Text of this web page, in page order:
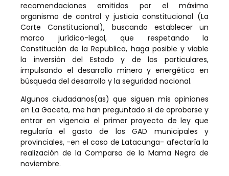
recomendaciones emitidas por el máximo
organismo de control y justicia constitucional (La
Corte Constitucional), buscando establecer un
marco jurídico-legal, que respetando la
Constitución de la Republica, haga posible y viable
la inversión del Estado y de los particulares,
impulsando el desarrollo minero y energético en
búsqueda del desarrollo y la seguridad nacional.
Algunos ciudadanos(as) que siguen mis opiniones
en La Gaceta, me han preguntado si de aprobarse y
entrar en vigencia el primer proyecto de ley que
regularía el gasto de los GAD municipales y
provinciales, -en el caso de Latacunga- afectaría la
realización de la Comparsa de la Mama Negra de
noviembre.